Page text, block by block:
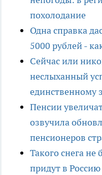
похолодание
Одна справка
5000 рублей -
Сейчас или
неслыханный
единственному
Пенсии
озвучила
пенсионеров
Такого снега
придут в